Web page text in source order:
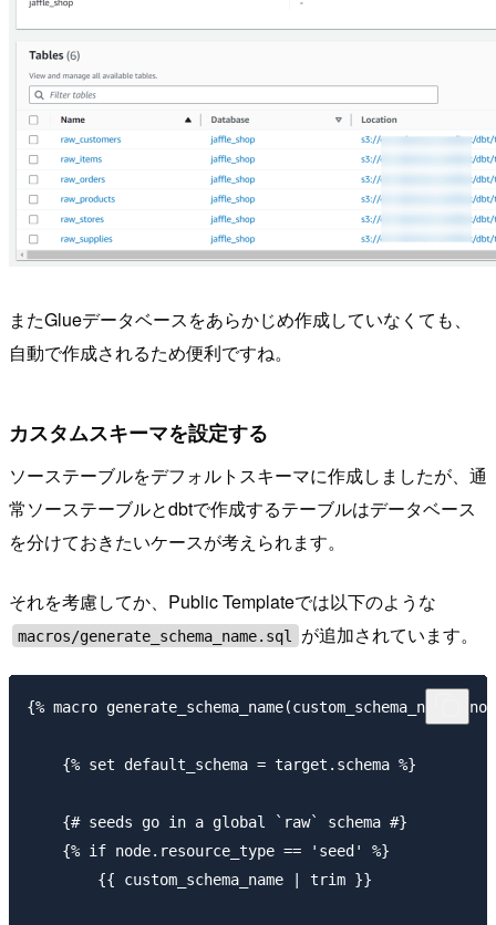
またGlueデータベースをあらかじめ作成していなくても、
自動で作成されるため便利ですね。
カスタムスキーマを設定する
ソーステーブルをデフォルトスキーマに作成しましたが、通
常ソーステーブルとdbtで作成するテーブルはデータベース
を分けておきたいケースが考えられます。
それを考慮してか、Public Templateでは以下のような
macros/generate_schema_name.sql が追加されています。
{% macro generate_schema_name(custom_schema_name,
    {% set default_schema = target.schema %}
    {# seeds go in a global `raw` schema #}
    {% if node.resource_type == 'seed' %}
        {{ custom_schema_name | trim }}